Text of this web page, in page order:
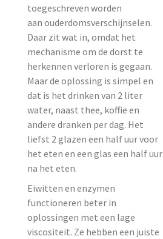
toegeschreven worden
aan ouderdomsverschijnselen.
Daar zit wat in, omdat het
mechanisme om de dorst te
herkennen verloren is gegaan.
Maar de oplossing is simpel en
dat is het drinken van 2 liter
water, naast thee, koffie en
andere dranken per dag. Het
liefst 2 glazen een half uur voor
het eten en een glas een half uur
na het eten.
Eiwitten en enzymen
functioneren beter in
oplossingen met een lage
viscositeit. Ze hebben een juiste